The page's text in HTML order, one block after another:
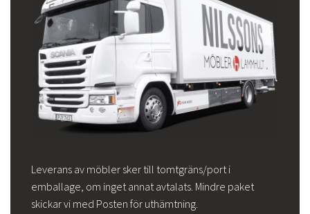
Leverans av möbler sker till tomtgräns/port i
emballage, om inget annat avtalats. Mindre paket
skickar vi med Posten för uthämtning.